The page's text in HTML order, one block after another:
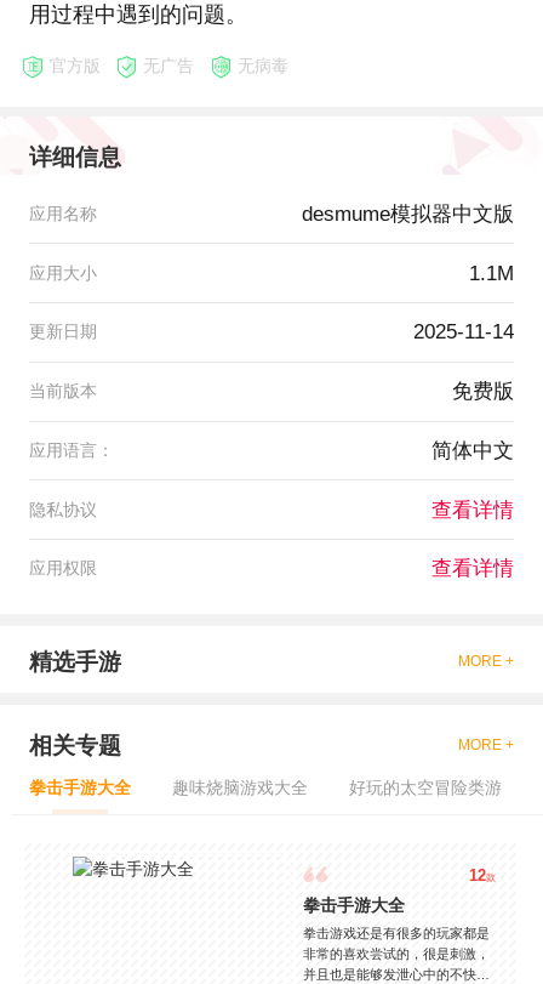
用过程中遇到的问题。
官方版 无广告 无病毒
详细信息
应用名称 desmume模拟器中文版
应用大小 1.1M
更新日期 2025-11-14
当前版本 免费版
应用语言： 简体中文
隐私协议 查看详情
应用权限 查看详情
精选手游 MORE +
相关专题 MORE +
拳击手游大全 趣味烧脑游戏大全 好玩的太空冒险类游
12款
拳击手游大全
拳击游戏还是有很多的玩家都是
非常的喜欢尝试的，很是刺激，
并且也是能够发泄心中的不快